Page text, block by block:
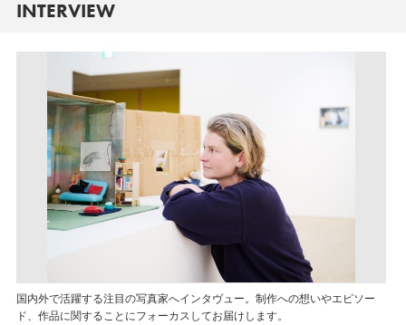
INTERVIEW
国内外で活躍する注目の写真家へインタヴュー。制作への想いやエピソー
ド、作品に関することにフォーカスしてお届けします。